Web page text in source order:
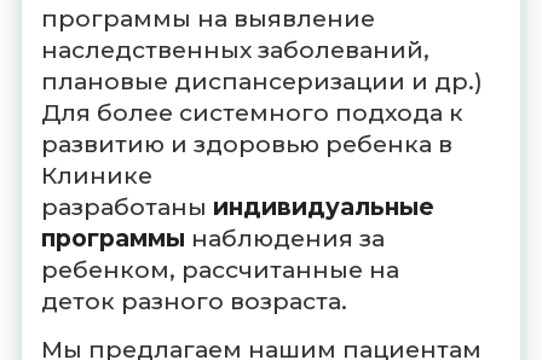
программы на выявление
наследственных заболеваний,
плановые диспансеризации и др.)
Для более системного подхода к
развитию и здоровью ребенка в
Клинике
разработаны индивидуальные
программы наблюдения за
ребенком, рассчитанные на
деток разного возраста.
Мы предлагаем нашим пациентам